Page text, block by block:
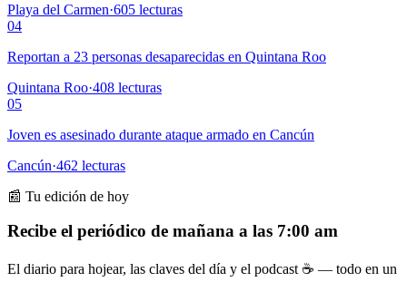
Playa del Carmen·605 lecturas
04
Reportan a 23 personas desaparecidas en Quintana Roo
Quintana Roo·408 lecturas
05
Joven es asesinado durante ataque armado en Cancún
Cancún·462 lecturas
📰 Tu edición de hoy
Recibe el periódico de mañana a las 7:00 am
El diario para hojear, las claves del día y el podcast ☕ — todo en un